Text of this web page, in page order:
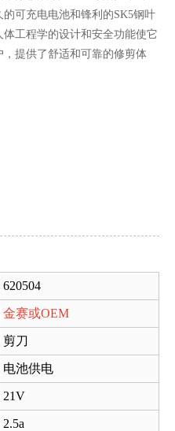
可充电电池和锋利的SK5钢叶
工程学的设计和安全功能使它
提供了舒适和可靠的修剪体
620504
金赛或OEM
剪刀
电池供电
21V
2.5a